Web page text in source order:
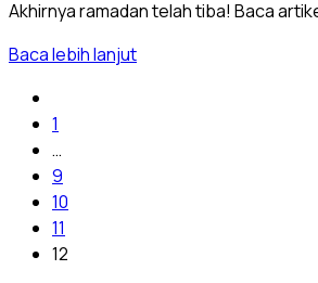
Akhirnya ramadan telah tiba! Baca
Baca lebih lanjut
1
…
9
10
11
12